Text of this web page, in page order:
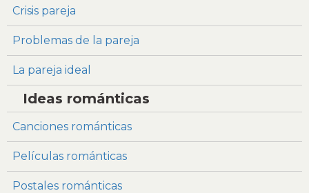
Crisis pareja
Problemas de la pareja
La pareja ideal
Ideas románticas
Canciones románticas
Películas románticas
Postales románticas